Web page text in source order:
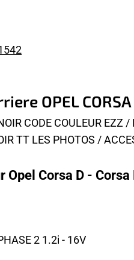
OPEL CORSA
CODE COULEUR EZZ /
TT LES PHOTOS /
Opel Corsa D - Corsa
2 1.2i - 16V